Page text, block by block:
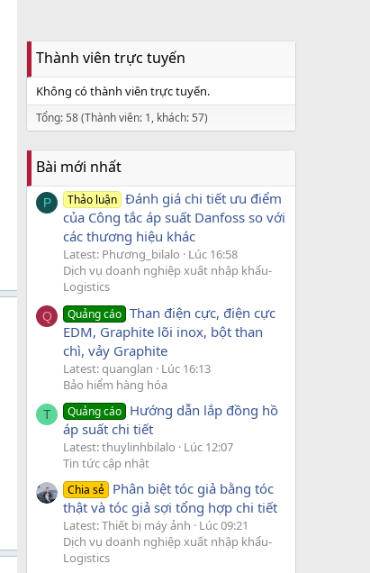
Thành viên trực tuyến
Không có thành viên trực tuyến.
Tổng: 58 (Thành viên: 1, khách: 57)
Bài mới nhất
P Thảo luận Đánh giá chi tiết ưu điểm
của Công tắc áp suất Danfoss so với
các thương hiệu khác
Latest: Phương_bilalo
Lúc 16:58
Dịch vụ doanh nghiệp xuất nhập khẩu-
Logistics
Q Quảng cáo Than điện cực, điện cực
EDM, Graphite lõi inox, bột than
chì, vảy Graphite
Latest: quanglan
Lúc 16:13
Bảo hiểm hàng hóa
T Quảng cáo Hướng dẫn lắp đồng hồ
áp suất chi tiết
Latest: thuylinhbilalo
Lúc 12:07
Tin tức cập nhật
Chia sẻ Phân biệt tóc giả bằng tóc
thật và tóc giả sợi tổng hợp chi tiết
Latest: Thiết bị máy ảnh
Lúc 09:21
Dịch vụ doanh nghiệp xuất nhập khẩu-
Logistics